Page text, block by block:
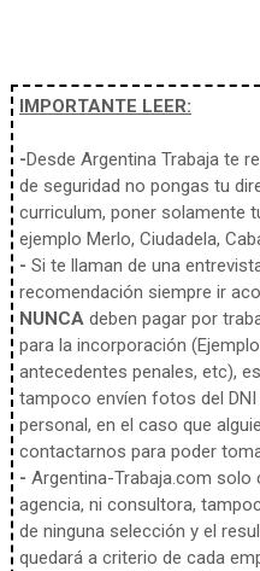
IMPORTANTE LEER:
-Desde Argentina Trabaja te
de seguridad no pongas tu
curriculum, poner solamente
ejemplo Merlo, Ciudadela,
- Si te llaman de una
recomendación siempre ir
NUNCAdeben pagar por
para la incorporación
antecedentes penales, etc),
tampoco envíen fotos del
personal, en el caso que
contactarnos para poder
- Argentina-Trabaja.com
agencia, ni consultora,
de ninguna selección y el
quedará a criterio de cada